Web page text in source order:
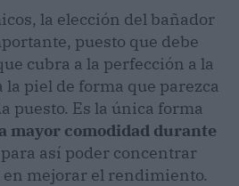
la elección del bañador
puesto que debe
cubra a la perfección a la
la piel de forma que parezca
puesto. Es la única forma
mayor comodidad durante
para así poder concentrar
en mejorar el rendimiento.